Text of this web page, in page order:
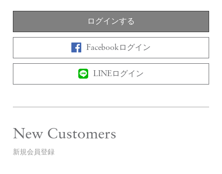
ログインする
Facebookログイン
LINEログイン
New Customers
新規会員登録